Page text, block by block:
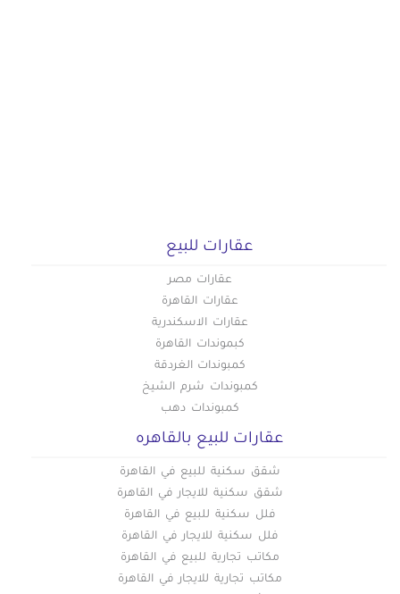
عقارات للبيع
عقارات مصر
عقارات القاهرة
عقارات الاسكندرية
كبموندات القاهرة
كمبوندات الغردقة
كمبوندات شرم الشيخ
كمبوندات دهب
عقارات للبيع بالقاهره
شقق سكنية للبيع في القاهرة
شقق سكنية للايجار في القاهرة
فلل سكنية للبيع في القاهرة
فلل سكنية للايجار في القاهرة
مكاتب تجارية للبيع في القاهرة
مكاتب تجارية للايجار في القاهرة